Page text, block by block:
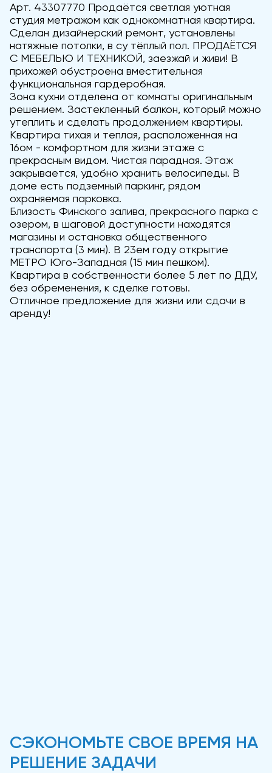
Арт. 43307770 Продаётся светлая уютная
студия метражом как однокомнатная квартира.
Сделан дизайнерский ремонт, установлены
натяжные потолки, в су тёплый пол. ПРОДАЁТСЯ
С МЕБЕЛЬЮ И ТЕХНИКОЙ, заезжай и живи! В
прихожей обустроена вместительная
функциональная гардеробная.
Зона кухни отделена от комнаты оригинальным
решением. Застекленный балкон, который можно
утеплить и сделать продолжением квартиры.
Квартира тихая и теплая, расположенная на
16ом - комфортном для жизни этаже с
прекрасным видом. Чистая парадная. Этаж
закрывается, удобно хранить велосипеды. В
доме есть подземный паркинг, рядом
охраняемая парковка.
Близость Финского залива, прекрасного парка с
озером, в шаговой доступности находятся
магазины и остановка общественного
транспорта (3 мин). В 23ем году открытие
МЕТРО Юго-Западная (15 мин пешком).
Квартира в собственности более 5 лет по ДДУ,
без обременения, к сделке готовы.
Отличное предложение для жизни или сдачи в
аренду!
СЭКОНОМЬТЕ СВОЕ ВРЕМЯ НА
РЕШЕНИЕ ЗАДАЧИ